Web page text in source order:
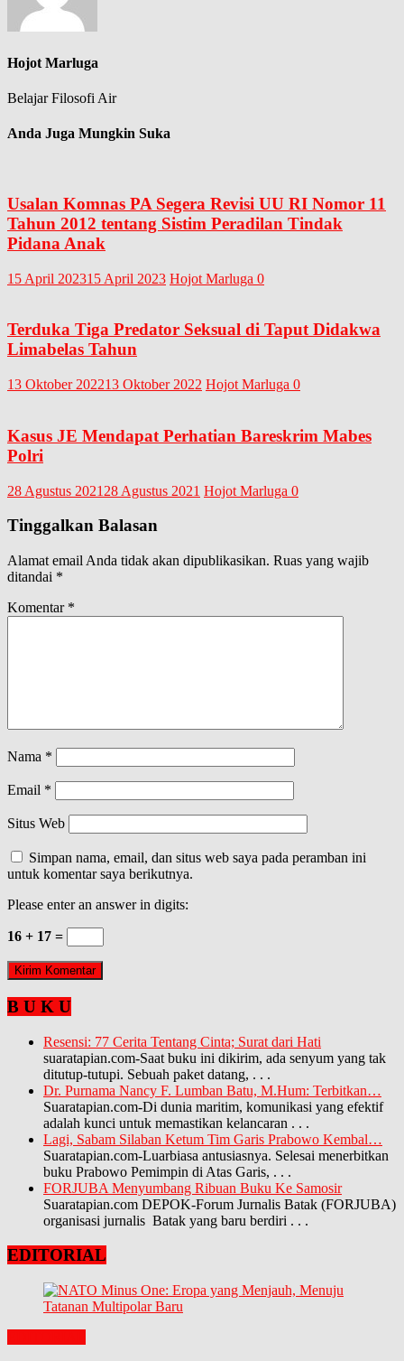
Hojot Marluga
Belajar Filosofi Air
Anda Juga Mungkin Suka
Usalan Komnas PA Segera Revisi UU RI Nomor 11
Tahun 2012 tentang Sistim Peradilan Tindak
Pidana Anak
15 April 202315 April 2023 Hojot Marluga 0
Terduka Tiga Predator Seksual di Taput Didakwa
Limabelas Tahun
13 Oktober 202213 Oktober 2022 Hojot Marluga 0
Kasus JE Mendapat Perhatian Bareskrim Mabes
Polri
28 Agustus 2021 28 Agustus 2021 Hojot Marluga 0
Tinggalkan Balasan
Alamat email Anda tidak akan dipublikasikan. Ruas yang wajib
ditandai *
Komentar *
Nama *
Email *
Situs Web
Simpan nama, email, dan situs web saya pada peramban ini
untuk komentar saya berikutnya.
Please enter an answer in digits:
16 + 17 =
B U K U
Resensi: 77 Cerita Tentang Cinta; Surat dari Hati
suaratapian.com-Saat buku ini dikirim, ada senyum yang tak
ditutup-tutupi. Sebuah paket datang, . . .
Dr. Purnama Nancy F. Lumban Batu, M.Hum: Terbitkan…
Suaratapian.com-Di dunia maritim, komunikasi yang efektif
adalah kunci untuk memastikan kelancaran . . .
Lagi, Sabam Silaban Ketum Tim Garis Prabowo Kembal…
Suaratapian.com-Luarbiasa antusiasnya. Selesai menerbitkan
buku Prabowo Pemimpin di Atas Garis, . . .
FORJUBA Menyumbang Ribuan Buku Ke Samosir
Suaratapian.com DEPOK-Forum Jurnalis Batak (FORJUBA)
organisasi jurnalis Batak yang baru berdiri . . .
EDITORIAL